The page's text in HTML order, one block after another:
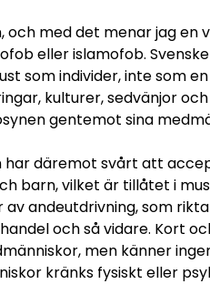
och med det menar jag en
eller islamofob.
som individer, inte som
kulturer, sedvänjor
gentemot sina
har däremot svårt att
barn, vilket är tillåtet i
av andeutdrivning, som
och så vidare. Kort
men känner
kränks fysiskt eller